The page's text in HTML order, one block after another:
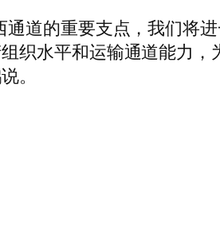
通道的重要支点，我们将
织水平和运输通道能力
。